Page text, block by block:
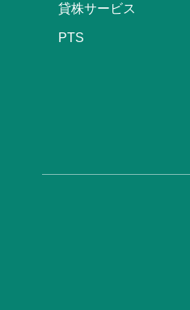
貸株サービス
PTS